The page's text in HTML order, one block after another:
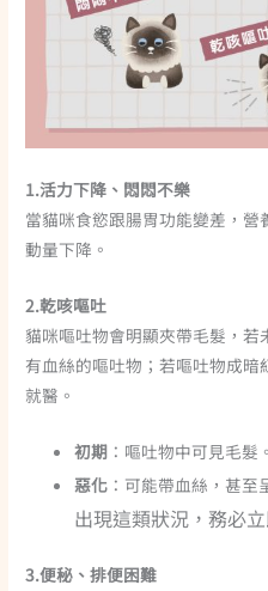
1.活力下降、 悶悶不樂
當貓咪食慾跟腸胃功能變差 ，
動量下降。
2.乾咳嘔吐
貓咪嘔吐物會明顯夾帶毛髮，
有血絲的嘔吐物；若嘔吐物成
就醫。
初期 ：嘔吐物中可見毛髮。
惡化 ：可能帶血絲，甚至
出現這類狀況，務必
3.便秘、排便困難